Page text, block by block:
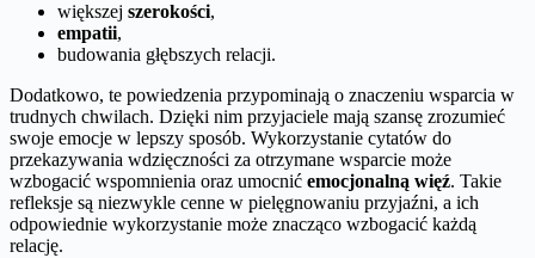
większej szerokości,
empatii,
budowania głębszych relacji.
Dodatkowo, te powiedzenia przypominają o znaczeniu wsparcia w
trudnych chwilach. Dzięki nim przyjaciele mają szansę zrozumieć
swoje emocje w lepszy sposób. Wykorzystanie cytatów do
przekazywania wdzięczności za otrzymane wsparcie może
wzbogacić wspomnienia oraz umocnić emocjonalną więź. Takie
refleksje są niezwykle cenne w pielęgnowaniu przyjaźni, a ich
odpowiednie wykorzystanie może znacząco wzbogacić każdą
relację.